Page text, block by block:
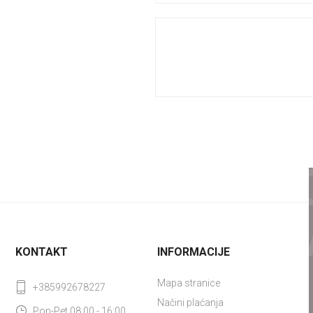
KONTAKT
+385992678227
INFORMACIJE
Mapa stranice
Načini plaćanja